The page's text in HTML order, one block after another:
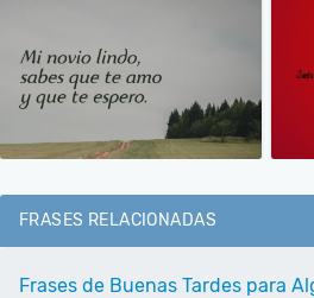
FRASES RELACIONADAS
Frases de Buenas Tardes para